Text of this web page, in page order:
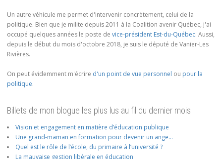
Un autre véhicule me permet d'intervenir concrètement, celui de la
politique. Bien que je milite depuis 2011 à la Coalition avenir Québec, j'ai
occupé quelques années le poste de vice-président Est-du-Québec. Aussi,
depuis le début du mois d'octobre 2018, je suis le député de Vanier-Les
Rivières.
On peut évidemment m'écrire d'un point de vue personnel ou pour la
politique.
Billets de mon blogue les plus lus au fil du dernier mois
Vision et engagement en matière d’éducation publique
Une grand-maman en formation pour devenir un ange…
Quel est le rôle de l’école, du primaire à l’université ?
La mauvaise gestion libérale en éducation